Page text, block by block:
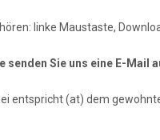
linke Maustaste,
senden Sie uns eine E-Mail
entspricht (at) dem